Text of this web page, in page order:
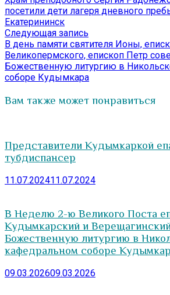
по
записям
посетили дети лагеря дневного
Екатерининск
Следующая запись
запись:
В день памяти святителя Ионы,
Великопермского, епископ Петр
Божественную литургию в
соборе Кудымкара
Вам также может понравиться
Представители Кудымкаркой
тубдиспансер
11.07.202411.07.2024
В Неделю 2-ю Великого Поста
Кудымкарский и
Божественную литургию в
кафедральном соборе
09.03.202609.03.2026